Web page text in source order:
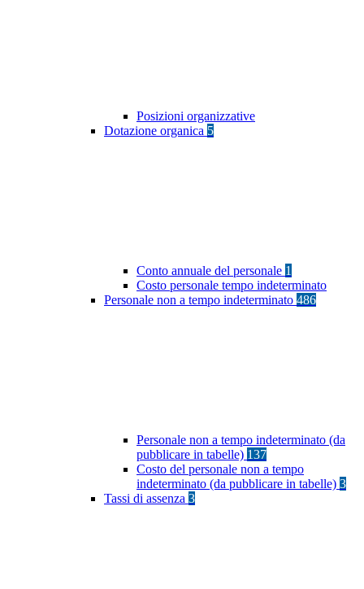
Posizioni organizzative
Dotazione organica 5
Conto annuale del personale 1
Costo personale tempo indeterminato
Personale non a tempo indeterminato 486
Personale non a tempo indeterminato (da
pubblicare in tabelle) 137
Costo del personale non a tempo
indeterminato (da pubblicare in tabelle) 3
Tassi di assenza 3